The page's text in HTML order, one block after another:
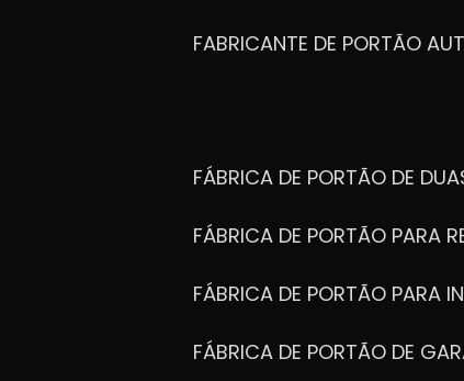
FABRICANTE DE PORTÃO
FÁBRICA DE PORTÃO DE
FÁBRICA DE PORTÃO PARA
FÁBRICA DE PORTÃO PARA
FÁBRICA DE PORTÃO DE